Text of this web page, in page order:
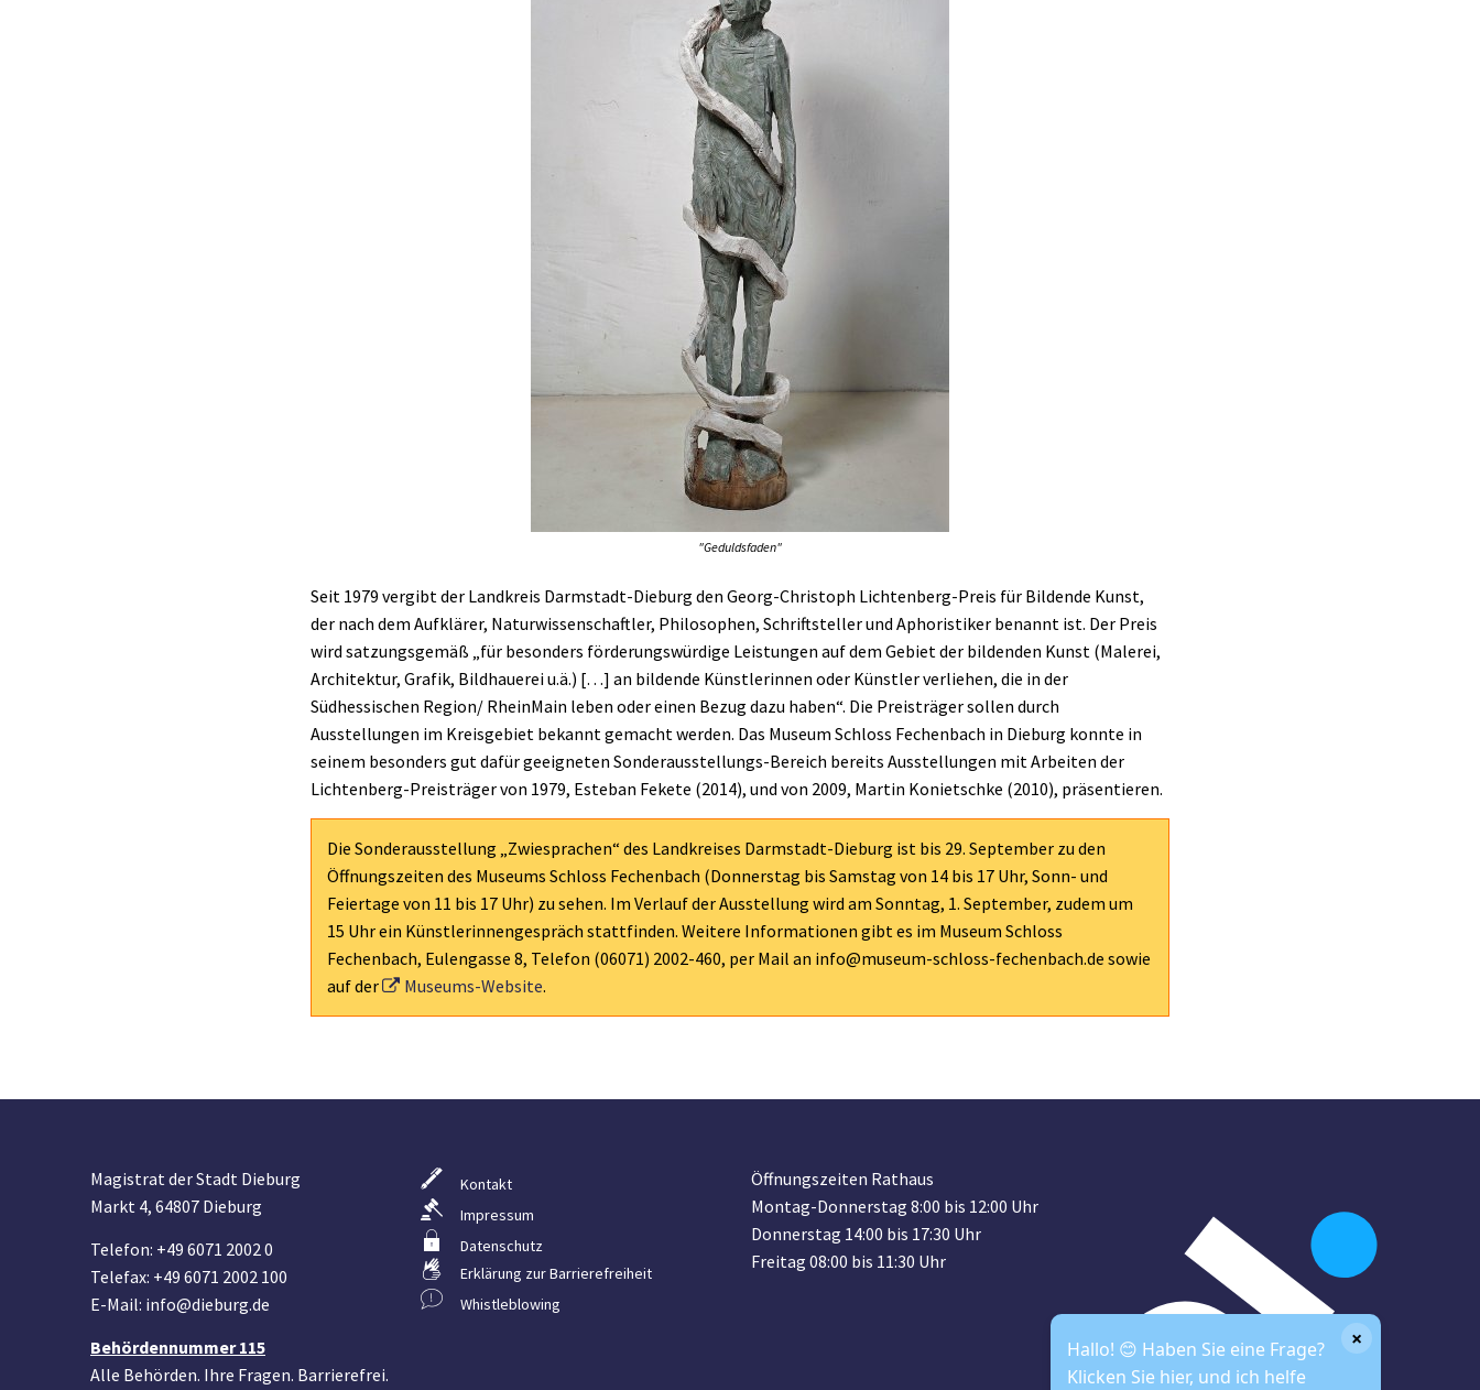
"Geduldsfaden"
Seit 1979 vergibt der Landkreis Darmstadt-Dieburg den Georg-Christoph Lichtenberg-Preis für Bildende Kunst,
der nach dem Aufklärer, Naturwissenschaftler, Philosophen, Schriftsteller und Aphoristiker benannt ist. Der Preis
wird satzungsgemäß „für besonders förderungswürdige Leistungen auf dem Gebiet der bildenden Kunst (Malerei,
Architektur, Grafik, Bildhauerei u.ä.) […] an bildende Künstlerinnen oder Künstler verliehen, die in der
Südhessischen Region/ RheinMain leben oder einen Bezug dazu haben“. Die Preisträger sollen durch
Ausstellungen im Kreisgebiet bekannt gemacht werden. Das Museum Schloss Fechenbach in Dieburg konnte in
seinem besonders gut dafür geeigneten Sonderausstellungs-Bereich bereits Ausstellungen mit Arbeiten der
Lichtenberg-Preisträger von 1979, Esteban Fekete (2014), und von 2009, Martin Konietschke (2010), präsentieren.
Die Sonderausstellung „Zwiesprachen“ des Landkreises Darmstadt-Dieburg ist bis 29. September zu den
Öffnungszeiten des Museums Schloss Fechenbach (Donnerstag bis Samstag von 14 bis 17 Uhr, Sonn- und
Feiertage von 11 bis 17 Uhr) zu sehen. Im Verlauf der Ausstellung wird am Sonntag, 1. September, zudem um
15 Uhr ein Künstlerinnengespräch stattfinden. Weitere Informationen gibt es im Museum Schloss
Fechenbach, Eulengasse 8, Telefon (06071) 2002-460, per Mail an info@museum-schloss-fechenbach.de sowie
auf der
Museums-Website.
Magistrat der Stadt Dieburg
Markt 4, 64807 Dieburg
Telefon: +49 6071 2002 0
Telefax: +49 6071 2002 100
E-Mail: info@dieburg.de
Behördennummer 115
Alle Behörden. Ihre Fragen. Barrierefrei.
Kontakt
Impressum
Datenschutz
Erklärung zur Barrierefreiheit
Whistleblowing
Öffnungszeiten Rathaus
Montag-Donnerstag 8:00 bis 12:00 Uhr
Donnerstag 14:00 bis 17:30 Uhr
Freitag 08:00 bis 11:30 Uhr
Hallo! 😊 Haben Sie eine Frage?
Klicken Sie hier, und ich helfe
×